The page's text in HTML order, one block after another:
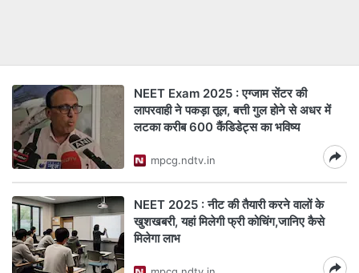
NEET Exam 2025 : एग्जाम सेंटर की
लापरवाही ने पकड़ा तूल, बत्ती गुल होने से अधर में
लटका करीब 600 कैंडिडेट्स का भविष्य
mpcg.ndtv.in
NEET 2025 : नीट की तैयारी करने वालों के
खुशखबरी, यहां मिलेगी फ्री कोचिंग,जानिए कैसे
मिलेगा लाभ